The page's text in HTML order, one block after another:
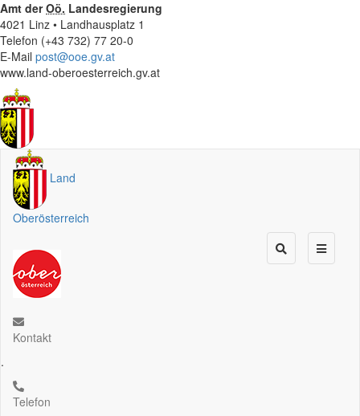
Amt derOö. Landesregierung
4021 Linz • Landhausplatz 1
Telefon (+43 732) 77 20-0
E-Mail post@ooe.gv.at
www.land-oberoesterreich.gv.at
Land
Oberösterreich
Kontakt
.
Telefon